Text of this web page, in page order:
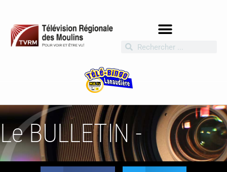
Le BULLETIN -